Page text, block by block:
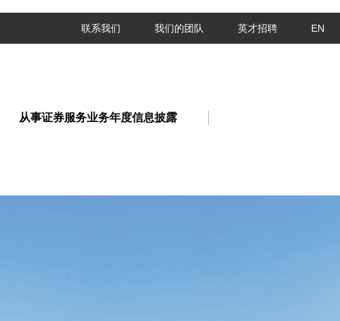
联系我们 我们的团队 英才招聘 EN
从事证券服务业务年度信息披露